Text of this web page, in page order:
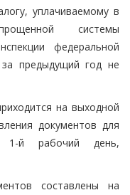
уплачиваемому в
системы
федеральной
предыдущий год не
на выходной
документов для
1-й рабочий день,
составлены на